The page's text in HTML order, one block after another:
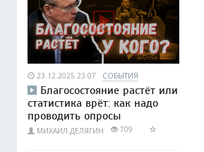
23.12.2025 23:07 СОБЫТИЯ
Благосостояние растёт или
статистика врёт: как надо
проводить опросы
МИХАИЛ ДЕЛЯГИН 709